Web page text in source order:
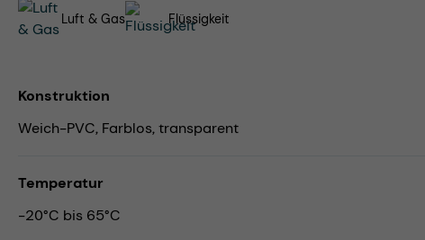
Luft & Gas Flüssigkeit
Konstruktion
Weich-PVC, Farblos, transparent
Temperatur
-20°C bis 65°C